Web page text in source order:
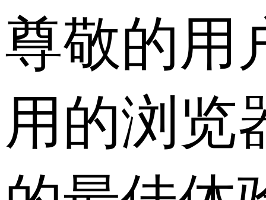
尊敬的用
用的浏览